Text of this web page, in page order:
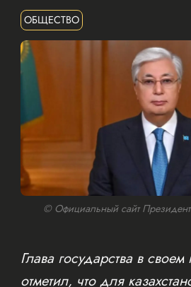
ОБЩЕСТВО
© Официальный сайт
Глава государства в
отметил, что для